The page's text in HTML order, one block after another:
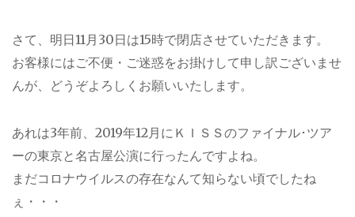
さて、明日11月30日は15時で閉店させていただきます。
お客様にはご不便・ご迷惑をお掛けして申し訳ございませ
んが、どうぞよろしくお願いいたします。
あれは3年前、2019年12月にＫＩＳＳのファイナル･ツア
ーの東京と名古屋公演に行ったんですよね。
まだコロナウイルスの存在なんて知らない頃でしたね
ぇ・・・